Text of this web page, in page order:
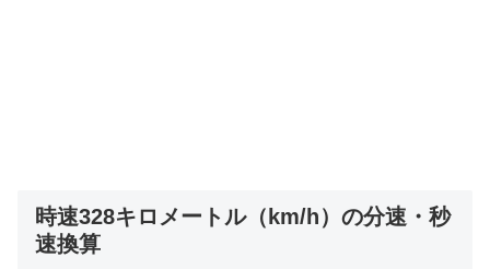
時速328キロメートル（km/h）の分速・秒
速換算